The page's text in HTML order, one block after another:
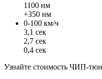
1100 нм
+350 нм
0-100 км/ч
3,1 сек
2,7 сек
0,4 сек
Узнайте стоимость ЧИП-